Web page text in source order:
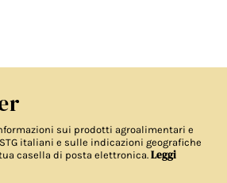
sui prodotti agroalimentari e
italiani e sulle indicazioni geografiche
casella di posta elettronica.Leggi